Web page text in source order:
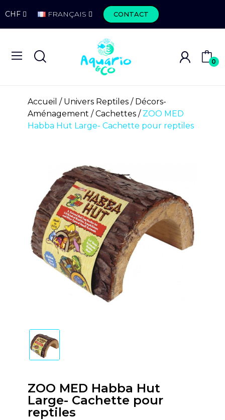
CHF FRANÇAIS CONTACT
0
Accueil Univers Reptiles
Décors-
Aménagement
Cachettes
ZOO MED
Habba Hut Large- Cachette pour reptiles
ZOO MED Habba Hut
Large- Cachette pour
reptiles